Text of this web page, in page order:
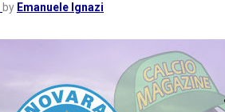
by Emanuele Ignazi